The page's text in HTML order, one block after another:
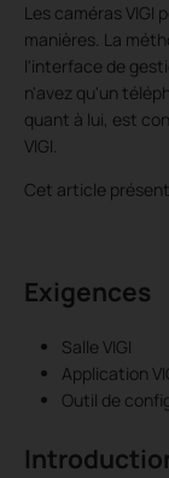
Les caméras VIGI
manières. La
l'interface de
n'avez qu'un
quant à lui, est
VIGI.
Cet article
Exigences
Salle VIGI
Application
Outil de